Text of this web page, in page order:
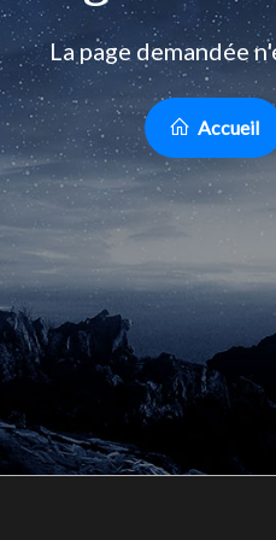
La page demandée
Accueil